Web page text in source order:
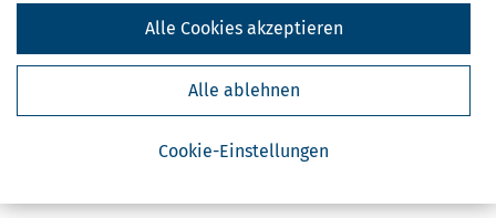
Cookie-Einstellungen
Alle ablehnen
Alle Cookies akzeptieren